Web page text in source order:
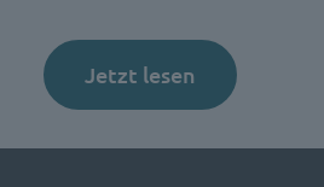
Jetzt lesen